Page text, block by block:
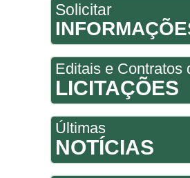
Solicitar
Editais e Contratos
LICITAÇÕES
Últimas
NOTÍCIAS